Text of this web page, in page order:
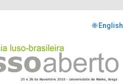
🌐 English